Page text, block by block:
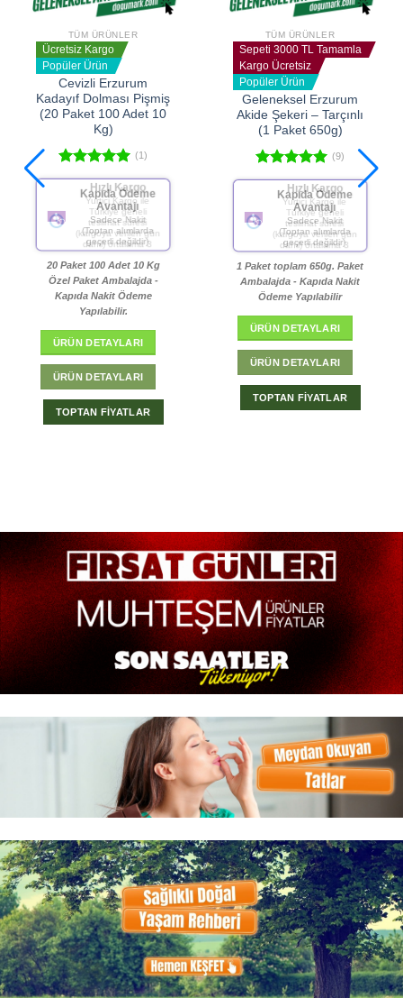
TÜM ÜRÜNLER
Ücretsiz Kargo
Popüler Ürün
Cevizli Erzurum
Kadayıf Dolması Pişmiş
(20 Paket 100 Adet 10
Kg)
5 üzerinden
5.00oy
(1)
Hızlı Kargo
Yurtiçi Kargo ile
Türkiye geneli
teslimat süresi
(kargoya verilen gün
dahil) ortalama 3
gündür.
20 Paket 100 Adet 10 Kg
Özel Paket Ambalajda -
Kapıda Nakit Ödeme
Yapılabilir.
ÜRÜN DETAYLARI
ÜRÜN DETAYLARI
TOPTAN FİYATLAR
TÜM ÜRÜNLER
Sepeti 3000 TL Tamamla
Kargo Ücretsiz
Popüler Ürün
Geleneksel Erzurum
Akide Şekeri – Tarçınlı
(1 Paket 650g)
5 üzerinden
5.00oy
(9)
Hızlı Kargo
Yurtiçi Kargo ile
Türkiye geneli
teslimat süresi
(kargoya verilen gün
dahil) ortalama 3
gündür.
1 Paket toplam 650g. Paket
Ambalajda - Kapıda Nakit
Ödeme Yapılabilir
ÜRÜN DETAYLARI
ÜRÜN DETAYLARI
TOPTAN FİYATLAR